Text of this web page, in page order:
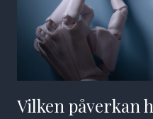
Vilken påverkan